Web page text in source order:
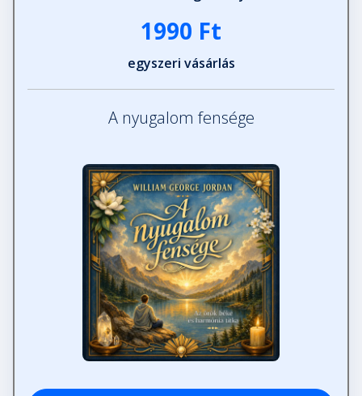
1990 Ft
egyszeri vásárlás
A nyugalom fensége